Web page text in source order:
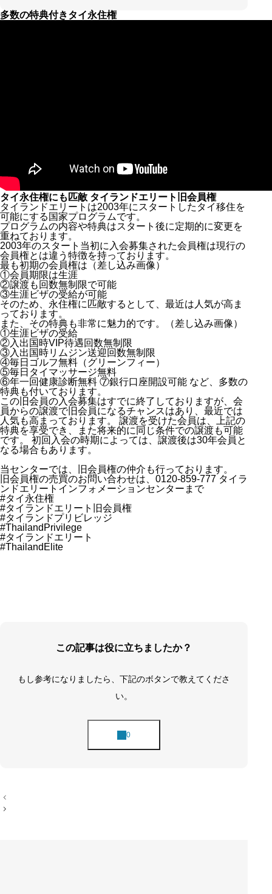
多数の特典付きタイ永住権
タイ永住権にも匹敵 タイランドエリート旧会員権
タイランドエリートは2003年にスタートしたタイ移住を
可能にする国家プログラムです。
プログラムの内容や特典はスタート後に定期的に変更を
重ねております。
2003年のスタート当初に入会募集された会員権は現行の
会員権とは違う特徴を持っております。
最も初期の会員権は（差し込み画像）
①会員期限は生涯
②譲渡も回数無制限で可能
③生涯ビザの受給が可能
そのため、永住権に匹敵するとして、最近は人気が高ま
っております。
また、その特典も非常に魅力的です。（差し込み画像）
①生涯ビザの受給
②入出国時VIP待遇回数無制限
③入出国時リムジン送迎回数無制限
④毎日ゴルフ無料（グリーンフィー）
⑤毎日タイマッサージ無料
⑥年一回健康診断無料 ⑦銀行口座開設可能 など、多数の
特典も付いております。
この旧会員の入会募集はすでに終了しておりますが、会
員からの譲渡で旧会員になるチャンスはあり、最近では
人気も高まっております。 譲渡を受けた会員は、上記の
特典を享受でき、また将来的に同じ条件での譲渡も可能
です。 初回入会の時期によっては、譲渡後は30年会員と
なる場合もあります。
当センターでは、旧会員権の仲介も行っております。
旧会員権の売買のお問い合わせは、0120-859-777 タイラ
ンドエリートインフォメーションセンターまで
#タイ永住権
#タイランドエリート旧会員権
#タイランドプリビレッジ
#ThailandPrivilege
#タイランドエリート
#ThailandElite
この記事は役に立ちましたか？
もし参考になりましたら、下記のボタンで教えてくださ
い。
投
稿